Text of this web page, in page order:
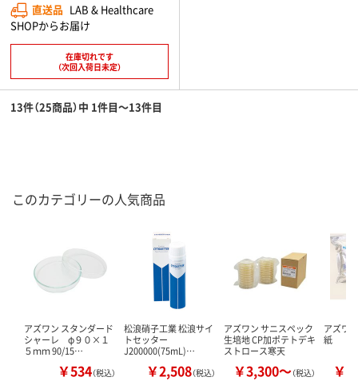
直送品 LAB & Healthcare
SHOPからお届け
在庫切れです
（次回入荷日未定）
13件（25商品）中 1件目～13件目
このカテゴリーの人気商品
アズワン スタンダード
シャーレ φ９０×１
５ｍｍ 90/15…
￥534（税込）
松浪硝子工業 松浪サイ
トセッター
J200000(75mL)…
￥2,508（税込）
アズワン サニスペック
生培地 CP加ポテトデキ
ストロース寒天
￥3,300～（税込）
アズワ
紙
￥